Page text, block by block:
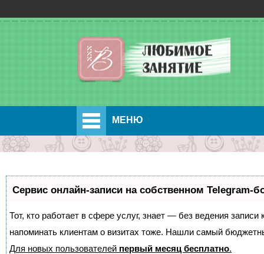
МЕНЮ
Сервис онлайн-записи на собственном Telegram-
Тот, кто работает в сфере услуг, знает — без ведения
напоминать клиентам о визитах тоже. Нашли самый
Для новых пользователей первый месяц бесплатно.